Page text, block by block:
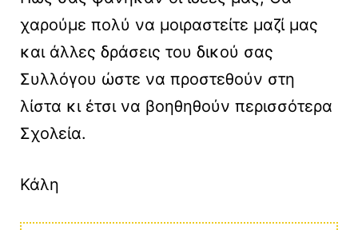
χαρούμε πολύ να μοιραστείτε μαζί μας
και άλλες δράσεις του δικού σας
Συλλόγου ώστε να προστεθούν στη
λίστα κι έτσι να βοηθηθούν περισσότερα
Σχολεία.
Κάλη